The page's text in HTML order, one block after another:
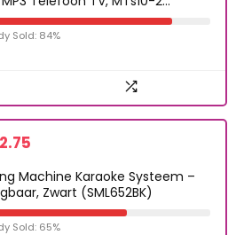
Sold: 84%
Machine Karaoke Systeem –
Zwart (SML652BK)
Sold: 65%